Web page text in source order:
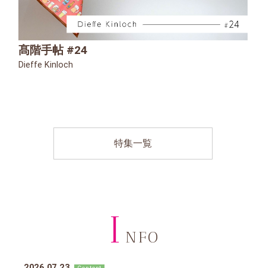
髙階手帖 #24
Dieffe Kinloch
特集一覧
I NFO